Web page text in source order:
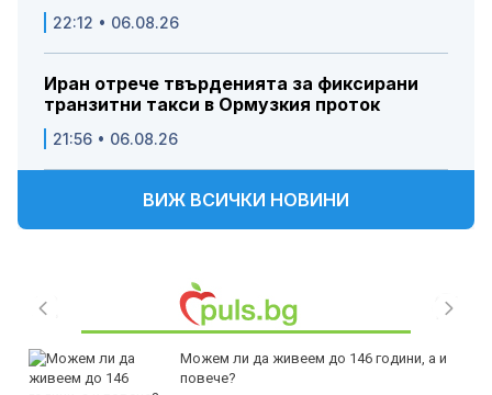
22:12 • 06.08.26
Иран отрече твърденията за фиксирани
транзитни такси в Ормузкия проток
21:56 • 06.08.26
ВИЖ ВСИЧКИ НОВИНИ
Можем ли да живеем до 146 години, а и
повече?